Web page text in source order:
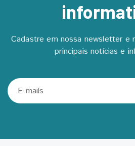
Cadastre em nossa newsletter e
principais notícias e